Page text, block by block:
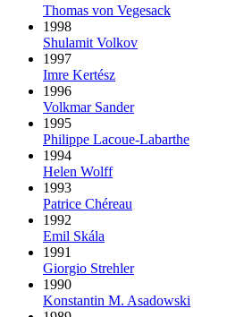
Thomas von Vegesack
1998
Shulamit Volkov
1997
Imre Kertész
1996
Volkmar Sander
1995
Philippe Lacoue-Labarthe
1994
Helen Wolff
1993
Patrice Chéreau
1992
Emil Skála
1991
Giorgio Strehler
1990
Konstantin M. Asadowski